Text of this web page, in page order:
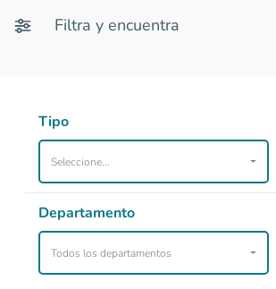
Filtra y encuentra
Tipo
Seleccione...
Departamento
Todos los departamentos